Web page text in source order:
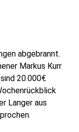
abgebrannt.
Markus Kurr
20.000€
Langer aus